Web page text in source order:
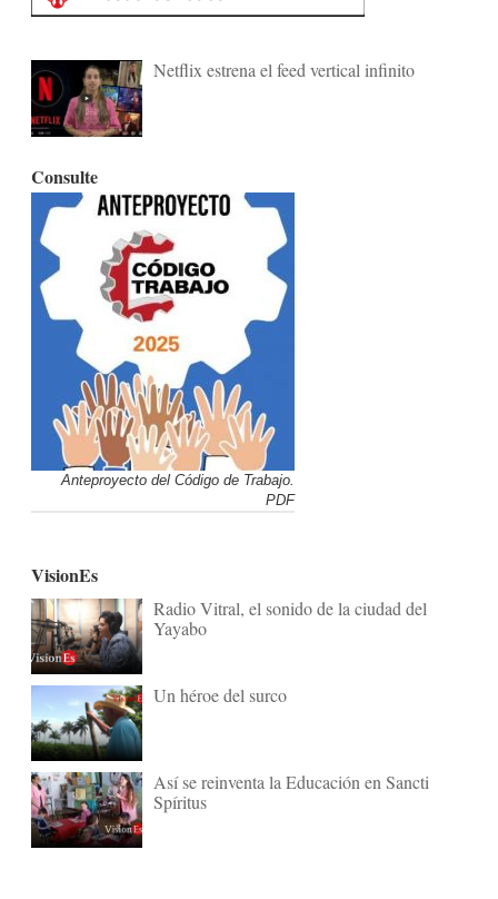
Netflix estrena el feed vertical infinito
Consulte
Anteproyecto del Código de Trabajo.
PDF
VisionEs
Radio Vitral, el sonido de la ciudad del
Yayabo
Un héroe del surco
Así se reinventa la Educación en Sancti
Spíritus